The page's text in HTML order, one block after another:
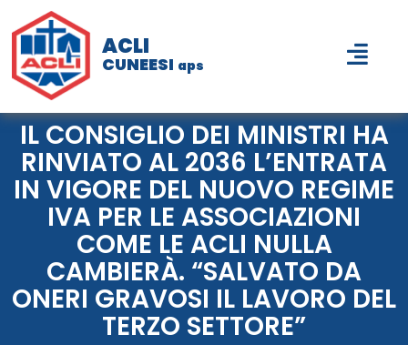
ACLI
CUNEESI aps
IL CONSIGLIO DEI MINISTRI HA
RINVIATO AL 2036 L’ENTRATA
IN VIGORE DEL NUOVO REGIME
IVA PER LE ASSOCIAZIONI
COME LE ACLI NULLA
CAMBIERÀ. “SALVATO DA
ONERI GRAVOSI IL LAVORO DEL
TERZO SETTORE”